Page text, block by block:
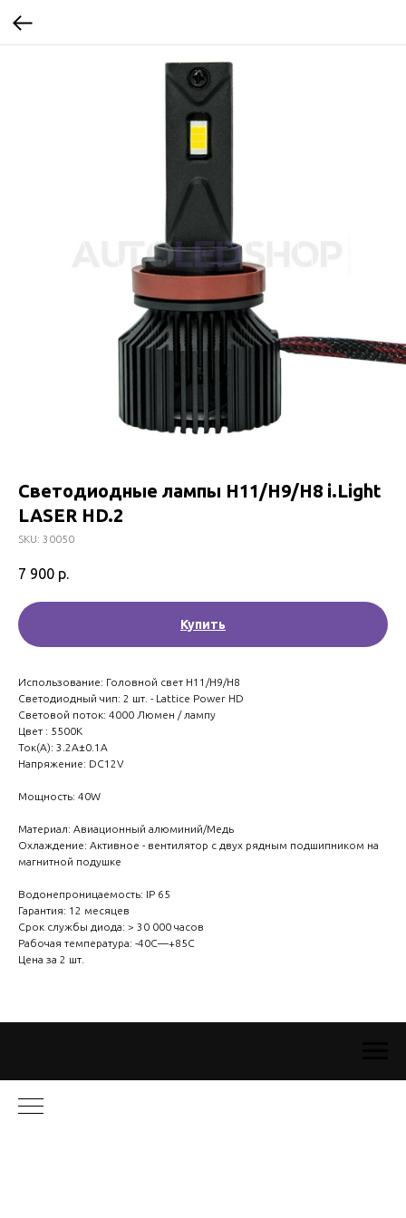
Светодиодные лампы H11/H9/H8 i.Light
LASER HD.2
SKU: 30050
7 900 р.
Купить
Использование: Головной свет H11/H9/H8
Светодиодный чип: 2 шт. - Lattice Power HD
Световой поток: 4000 Люмен / лампу
Цвет : 5500K
Ток(A): 3.2A±0.1A
Напряжение: DC12V
Мощность: 40W
Материал: Авиационный алюминий/Медь
Охлаждение: Активное - вентилятор с двух рядным подшипником на
магнитной подушке
Водонепроницаемость: IP 65
Гарантия: 12 месяцев
Срок службы диода: > 30 000 часов
Рабочая температура: -40C—+85C
Цена за 2 шт.